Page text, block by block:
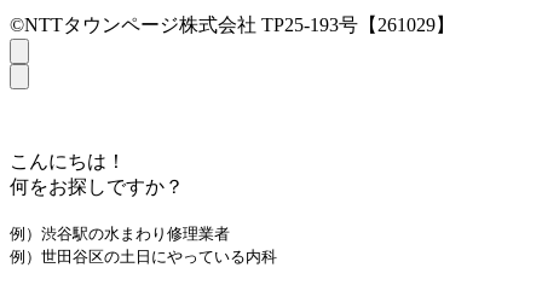
©NTTタウンページ株式会社 TP25-193号【261029】
こんにちは！
何をお探しですか？
例）渋谷駅の水まわり修理業者
例）世田谷区の土日にやっている内科